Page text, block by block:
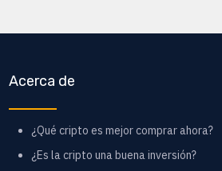
Acerca de
¿Qué cripto es mejor comprar ahora?
¿Es la cripto una buena inversión?